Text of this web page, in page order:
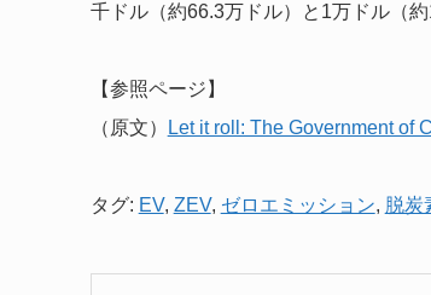
千ドル（約66.3万ドル）と1万ドル（
【参照ページ】
（原文）
Let it roll: The Government of
タグ: EV, ZEV, ゼロエミッション, 脱炭